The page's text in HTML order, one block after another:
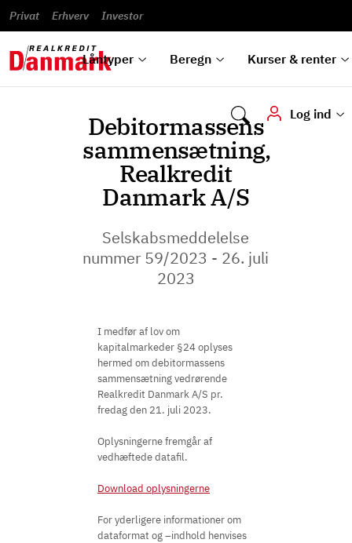
Privat Erhverv Investor
Låntyper Beregn Kurser & renter
Log ind
til bolig
Alle
låntyper
omlægning
Se alle
beregnere
Renteprognose
Bestil
kursovervågning
rentetilpasning
vilkår
Blanketter
Samarbejdspartnere
guides
hvad
vi kan
tilbyde
Debitormassens
sammensætning,
Realkredit
Danmark A/S
Selskabsmeddelelse
nummer 59/2023 - 26. juli
2023
I medfør af lov om
kapitalmarkeder §24 oplyses
hermed om debitormassens
sammensætning vedrørende
Realkredit Danmark A/S pr.
fredag den 21. juli 2023.
Oplysningerne fremgår af
vedhæftede datafil.
Download oplysningerne
For yderligere informationer om
dataformat og –indhold henvises